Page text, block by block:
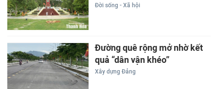
Đời sống - Xã hội
Đường quê rộng mở nhờ kết
quả “dân vận khéo”
Xây dựng Đảng